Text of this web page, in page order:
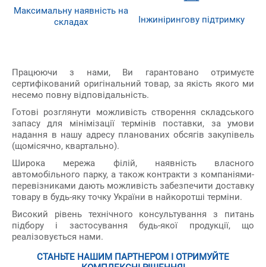
Максимальну наявність на
складах
Інжинірингову підтримку
Працюючи з нами, Ви гарантовано отримуєте
сертифікований оригінальний товар, за якість якого ми
несемо повну відповідальність.
Готові розглянути можливість створення складського
запасу для мінімізації термінів поставки, за умови
надання в нашу адресу планованих обсягів закупівель
(щомісячно, квартально).
Широка мережа філій, наявність власного
автомобільного парку, а також контракти з компаніями-
перевізниками дають можливість забезпечити доставку
товару в будь-яку точку України в найкоротші терміни.
Високий рівень технічного консультування з питань
підбору і застосування будь-якої продукції, що
реалізовується нами.
СТАНЬТЕ НАШИМ ПАРТНЕРОМ І ОТРИМУЙТЕ